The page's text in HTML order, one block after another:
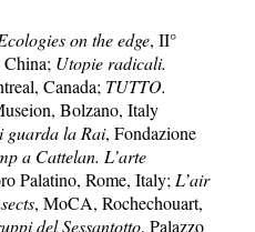
on the edge, II°
Utopie radicali.
Canada; TUTTO.
Bolzano, Italy
guarda la Rai, Fondazione
a Cattelan. L’arte
Palatino, Rome, Italy; L’air
, MoCA, Rochechouart,
del Sessantotto, Palazzo